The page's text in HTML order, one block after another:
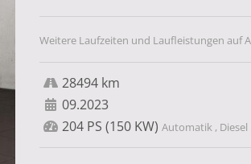
Weitere Laufzeiten und Laufleistungen auf
28494 km
09.2023
204 PS (150 KW) Automatik , Diesel